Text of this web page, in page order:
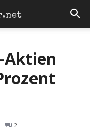
Aktien
2